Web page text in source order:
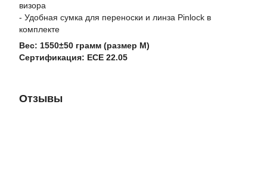
визора
- Удобная сумка для переноски и линза Pinlock в
комплекте
Вес: 1550±50 грамм (размер М)
Сертификация: ECE 22.05
Отзывы